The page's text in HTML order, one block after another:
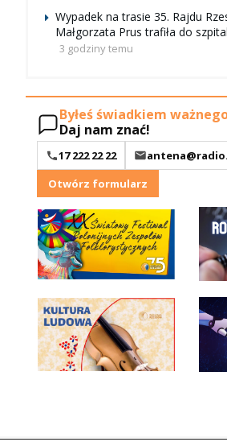
Wypadek na trasie 35. Rajdu
Małgorzata Prus trafiła do
3 godziny temu
Byłeś świadkiem
Daj nam znać!
17 222 22 22
Otwórz formularz